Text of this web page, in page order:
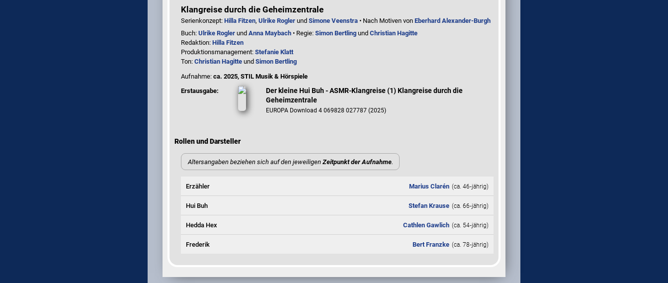
Klangreise durch die Geheimzentrale
Serienkonzept: Hilla Fitzen, Ulrike Roglerund Simone Veenstra• Nach Motiven von Eberhard Alexander-Burgh
Buch: Ulrike Roglerund Anna Maybach• Regie: Simon Bertlingund Christian Hagitte
Redaktion: Hilla Fitzen
Produktionsmanagement: Stefanie Klatt
Ton: Christian Hagitteund Simon Bertling
Aufnahme: ca. 2025, STIL Musik & Hörspiele
Erstausgabe:
Der kleine Hui Buh - ASMR-Klangreise (1) Klangreise durch die
Geheimzentrale
EUROPA Download 4 069828 027787 (2025)
Rollen und Darsteller
Altersangaben beziehen sich auf den jeweiligen Zeitpunkt der Aufnahme.
Erzähler Marius Clarén (ca. 46‑jährig)
Hui Buh Stefan Krause (ca. 66‑jährig)
Hedda Hex Cathlen Gawlich (ca. 54‑jährig)
Frederik Bert Franzke (ca. 78‑jährig)